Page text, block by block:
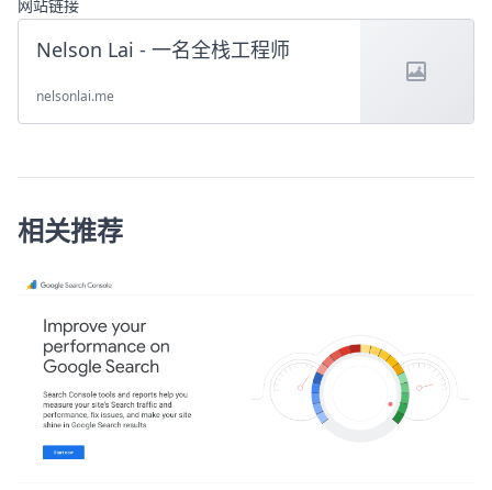
网站链接
Nelson Lai - 一名全栈工程师
nelsonlai.me
相关推荐